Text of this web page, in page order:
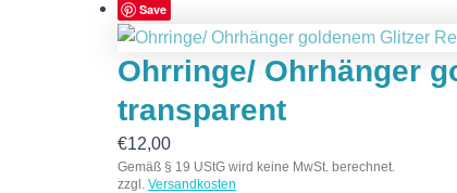
Save
Ohrringe/ Ohrhänger
transparent
€12,00
Gemäß § 19 UStG wird keine MwSt. berechnet.
zzgl. Versandkosten